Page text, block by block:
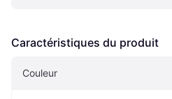
Caractéristiques du produit
Couleur